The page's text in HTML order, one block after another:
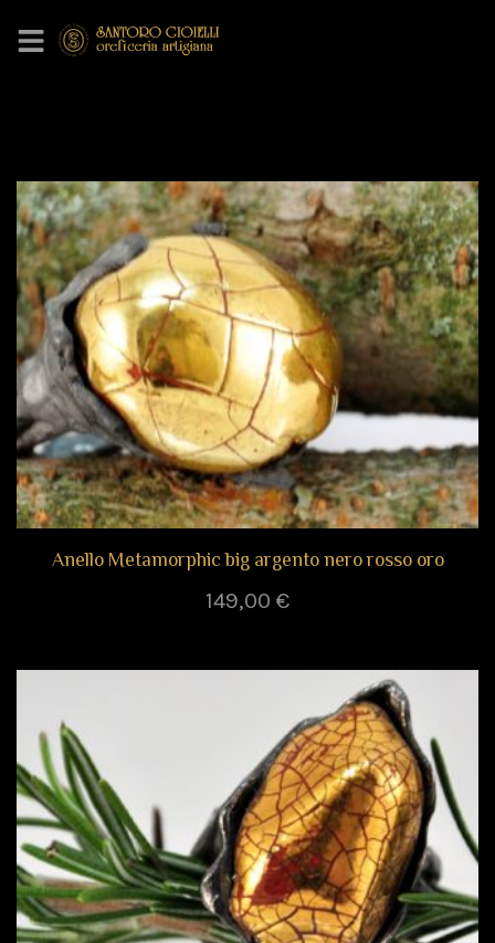
Anello Metamorphic big argento nero rosso oro
149,00 €